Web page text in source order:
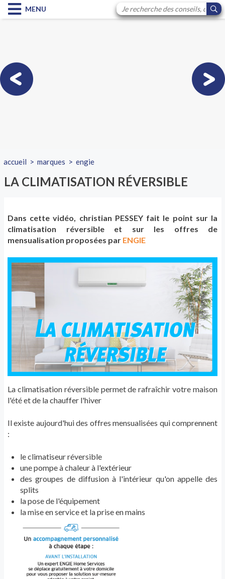
MENU
accueil >marques >engie
LA CLIMATISATION RÉVERSIBLE
Dans cette vidéo, christian PESSEY fait le point sur la
climatisation réversible et sur les offres de
mensualisation proposées par ENGIE
La climatisation réversible permet de rafraîchir votre maison
l'été et de la chauffer l'hiver
Il existe aujourd'hui des offres mensualisées qui comprennent
:
le climatiseur réversible
une pompe à chaleur à l'extérieur
des groupes de diffusion à l'intérieur qu'on appelle des
splits
la pose de l'équipement
la mise en service et la prise en mains